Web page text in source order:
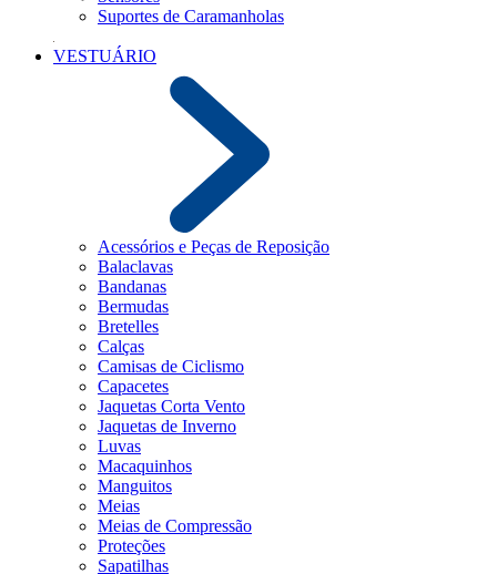
Suportes de Caramanholas
VESTUÁRIO
Acessórios e Peças de Reposição
Balaclavas
Bandanas
Bermudas
Bretelles
Calças
Camisas de Ciclismo
Capacetes
Jaquetas Corta Vento
Jaquetas de Inverno
Luvas
Macaquinhos
Manguitos
Meias
Meias de Compressão
Proteções
Sapatilhas